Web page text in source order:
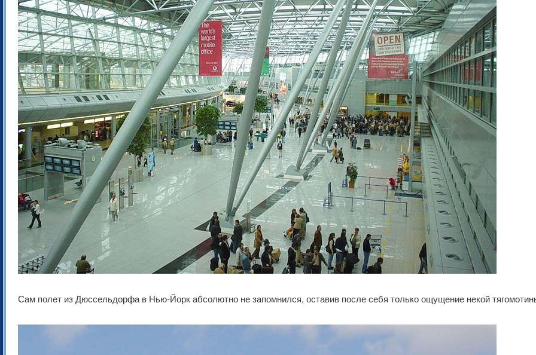
Сам полет из Дюссельдорфа в Нью-Йорк абсолютно не запомнился, оставив после себя только ощущение некой